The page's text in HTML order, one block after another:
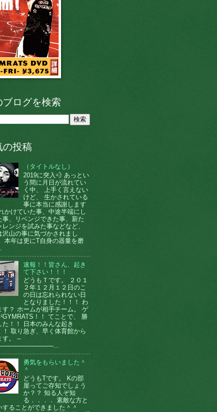
ブログを検索
の投稿
（タイトルなし）
2019に突入💨 あっとい
う間に月日が流れてい
く中、 上手く言えない
けど、 生かされている
事に本当に感謝します
かけていた事、中途半端にし
事、リベンジできた事、新た
レンジを試みた事などなど、
沢山の事に気づかされまし
本年は更にT自身の器量を磨
速報！！皆さん、起き
て下さい！！！
どうもＴです。 ２０１
２年１２月１２日のこ
の日は忘れられない日
となりました！！！ わ
す？ ホームが相手チーム。 ゲ
GYMRATS！！ てことで、 勝
た！！ 日本のみんな起き
！ 取り急ぎ、早く体育館から
す。 --
勇気をもらいました＾
＾
どうもTです。 Kの部
屋ってご存知でしょう
か？？ 知る人ぞ知
る．．．． 素敵な方と
することができました＾＾